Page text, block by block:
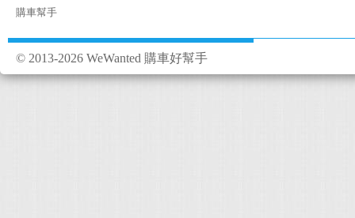
購車幫手
© 2013-2026 WeWanted 購車好幫手